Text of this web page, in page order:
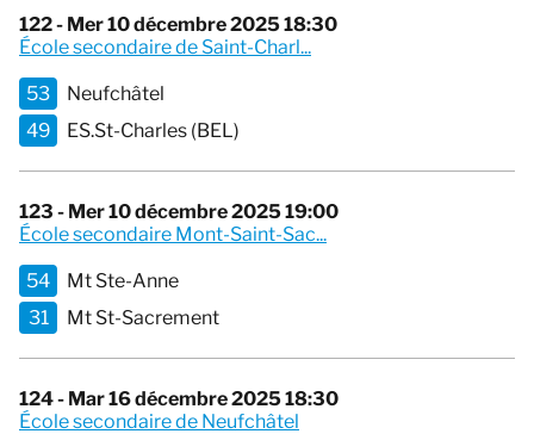
122 - Mer 10 décembre 2025 18:30
École secondaire de Saint-Charl...
53
Neufchâtel
49
ES.St-Charles (BEL)
123 - Mer 10 décembre 2025 19:00
École secondaire Mont-Saint-Sac...
54
Mt Ste-Anne
31
Mt St-Sacrement
124 - Mar 16 décembre 2025 18:30
École secondaire de Neufchâtel